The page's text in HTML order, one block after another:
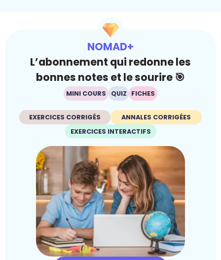
NOMAD+
L’abonnement qui redonne les
bonnes notes et le sourire 🎯
MINI COURS QUIZ FICHES
EXERCICES CORRIGÉS
ANNALES CORRIGÉES
EXERCICES INTERACTIFS